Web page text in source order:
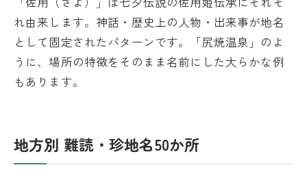
れ由来します。神話・歴史上の人物・出来事が地名
として固定されたパターンです。「尻焼温泉」のよ
うに、場所の特徴をそのまま名前にした大らかな例
もあります。
地方別 難読・珍地名50か所